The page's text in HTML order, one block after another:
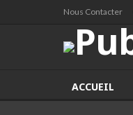
Nous Contacter
ACCUEIL